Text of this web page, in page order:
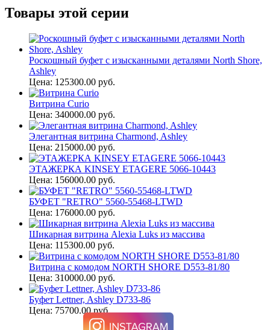
Товары этой серии
Роскошный буфет с изысканными деталями North Shore,
Ashley
Цена: 125300.00 руб.
Витрина Curio
Цена: 340000.00 руб.
Элегантная витрина Charmond, Ashley
Цена: 215000.00 руб.
ЭТАЖЕРКА KINSEY ETAGERE 5066-10443
Цена: 156000.00 руб.
БУФЕТ "RETRO" 5560-55468-LTWD
Цена: 176000.00 руб.
Шикарная витрина Alexia Luks из массива
Цена: 115300.00 руб.
Витрина с комодом NORTH SHORE D553-81/80
Цена: 310000.00 руб.
Буфет Lettner, Ashley D733-86
Цена: 75700.00 руб.